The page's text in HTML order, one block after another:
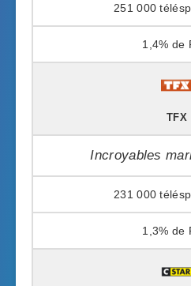
251 000
1,4%
TFX
Incroyables
231 000
1,3%